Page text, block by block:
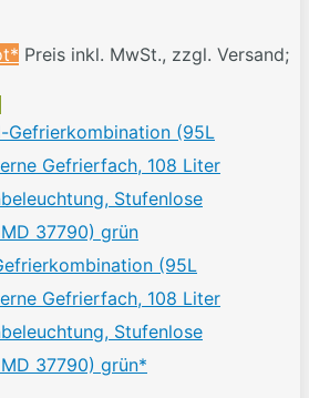
Preis inkl. MwSt., zzgl. Versand;
(95L
Gefrierfach, 108 Liter
Stufenlose
37790) grün*